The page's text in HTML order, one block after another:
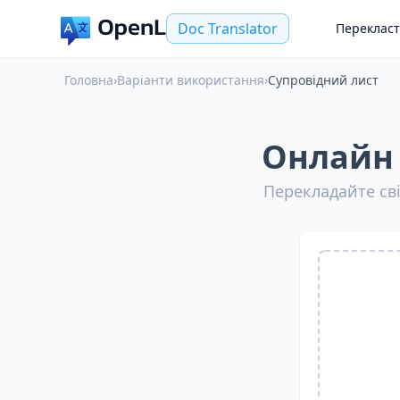
Doc Translator
Головна›Варіанти використання›Супровідний лист
Онлайн
Перекладайте